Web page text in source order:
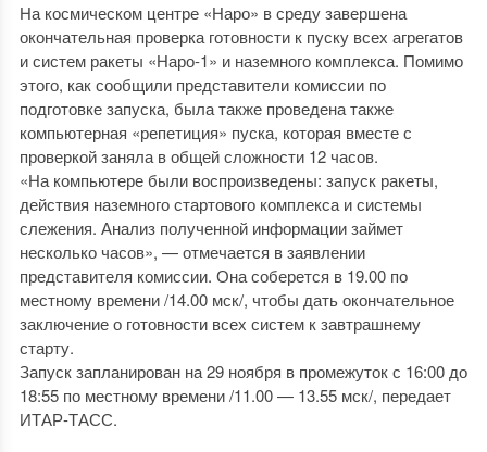
На космическом центре «Наро» в среду завершена
окончательная проверка готовности к пуску всех агрегатов
и систем ракеты «Наро-1» и наземного комплекса. Помимо
этого, как сообщили представители комиссии по
подготовке запуска, была также проведена также
компьютерная «репетиция» пуска, которая вместе с
проверкой заняла в общей сложности 12 часов.
«На компьютере были воспроизведены: запуск ракеты,
действия наземного стартового комплекса и системы
слежения. Анализ полученной информации займет
несколько часов», — отмечается в заявлении
представителя комиссии. Она соберется в 19.00 по
местному времени /14.00 мск/, чтобы дать окончательное
заключение о готовности всех систем к завтрашнему
старту.
Запуск запланирован на 29 ноября в промежуток с 16:00 до
18:55 по местному времени /11.00 — 13.55 мск/, передает
ИТАР-ТАСС.